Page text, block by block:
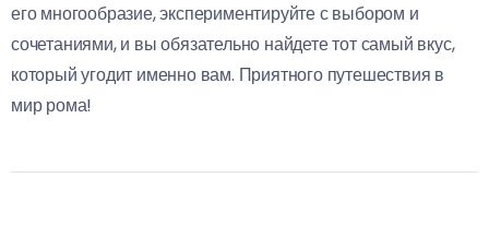
его многообразие, экспериментируйте с выбором и
сочетаниями, и вы обязательно найдете тот самый вкус,
который угодит именно вам. Приятного путешествия в
мир рома!